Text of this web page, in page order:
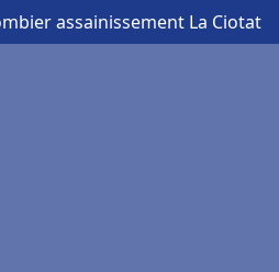
assainissement La Ciotat